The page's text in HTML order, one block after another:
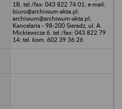
1B, tel./fax: 043 822 74 01; e-mail:
biuro@archiwum-akta.pl;
archiwum@archiwum-akta.pl;
Kancelaria - 98-200 Sieradz, ul. A.
Mickiewicza 6, tel./fax: 043 822 79
14; tel. kom. 602 39 36 26